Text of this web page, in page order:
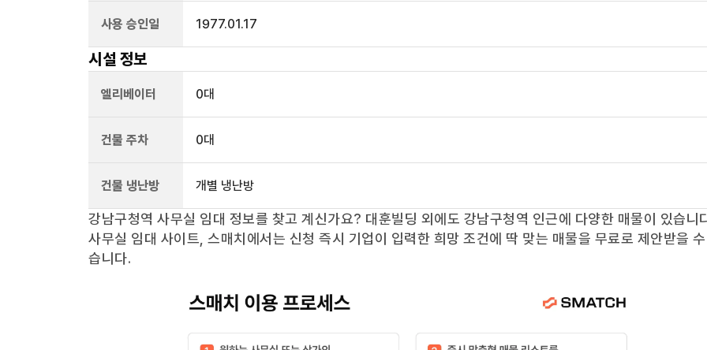
사용 승인일 1977.01.17
시설 정보
엘리베이터 0대
건물 주차 0대
건물 냉난방 개별 냉난방
강남구청역 사무실 임대 정보를 찾고 계신가요? 대훈빌딩 외에도 강남구청역 인근에 다양한 매물이 있습니
사무실 임대 사이트, 스매치에서는 신청 즉시 기업이 입력한 희망 조건에 딱 맞는 매물을 무료로 제안받을
습니다.